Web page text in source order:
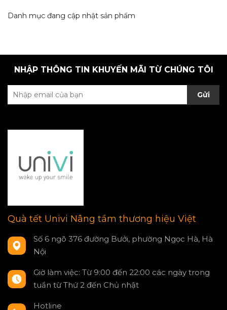
Danh mục đang cập nhật sản phẩm
NHẬP THÔNG TIN KHUYẾN MÃI TỪ CHÚNG TÔI
Gửi
Quà tết Univi Nâng tầm thương hiệu Việt
Số 6 ngõ 376 đường Bưởi, phường Ngọc Hà, Hà
Nội
Giờ làm việc: Từ 9:00 đến 22:00 các ngày trong
tuần từ Thứ 2 đến Chủ nhật
Hotline